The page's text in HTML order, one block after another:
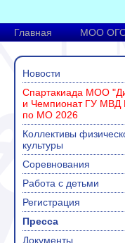
Главная МОО
Новости
Спартакиада МОО
и Чемпионат ГУ МВД
по МО 2026
Коллективы
культуры
Соревнования
Работа с детьми
Регистрация
Пресса
Документы